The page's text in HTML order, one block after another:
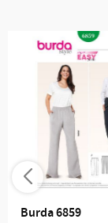
Burda 6859